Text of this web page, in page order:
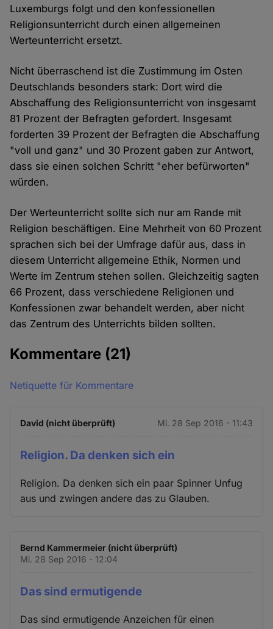
Luxemburgs folgt und den konfessionellen
Religionsunterricht durch einen allgemeinen
Werteunterricht ersetzt.
Nicht überraschend ist die Zustimmung im Osten
Deutschlands besonders stark: Dort wird die
Abschaffung des Religionsunterricht von insgesamt
81 Prozent der Befragten gefordert. Insgesamt
forderten 39 Prozent der Befragten die Abschaffung
"voll und ganz" und 30 Prozent gaben zur Antwort,
dass sie einen solchen Schritt "eher befürworten"
würden.
Der Werteunterricht sollte sich nur am Rande mit
Religion beschäftigen. Eine Mehrheit von 60 Prozent
sprachen sich bei der Umfrage dafür aus, dass in
diesem Unterricht allgemeine Ethik, Normen und
Werte im Zentrum stehen sollen. Gleichzeitig sagten
66 Prozent, dass verschiedene Religionen und
Konfessionen zwar behandelt werden, aber nicht
das Zentrum des Unterrichts bilden sollten.
Kommentare (21)
Netiquette für Kommentare
David (nicht überprüft) Mi. 28 Sep 2016 - 11:43
Religion. Da denken sich ein
Religion. Da denken sich ein paar Spinner Unfug
aus und zwingen andere das zu Glauben.
Bernd Kammermeier (nicht überprüft)
Mi. 28 Sep 2016 - 12:04
Das sind ermutigende
Das sind ermutigende Anzeichen für einen